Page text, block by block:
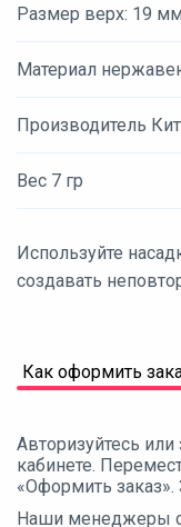
Размер верх: 19
Материал
Производитель
Вес 7 гр
Используйте
создавать
Как оформить
Авторизуйтесь или
кабинете.
«Оформить
Наши менеджеры